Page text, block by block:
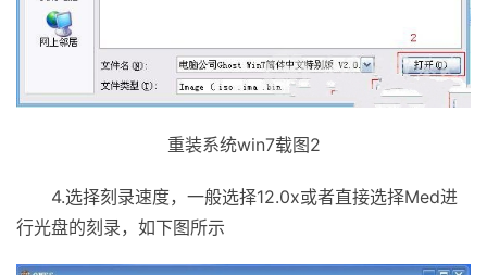
重装系统win7载图2
4.选择刻录速度，一般选择12.0x或者直接选择Med进
行光盘的刻录，如下图所示